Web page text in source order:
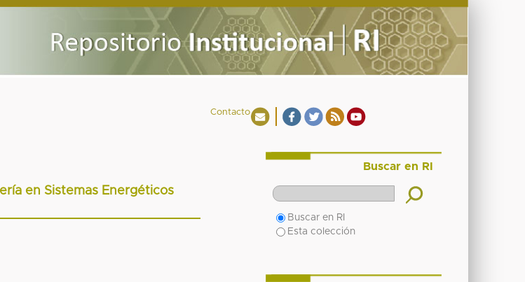
Contacto
en Sistemas Energéticos
Buscar en RI
Buscar en RI
Esta colección